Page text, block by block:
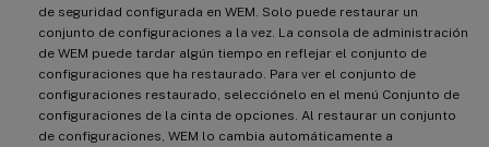
de seguridad configurada en WEM. Solo puede restaurar un
conjunto de configuraciones a la vez. La consola de administración
de WEM puede tardar algún tiempo en reflejar el conjunto de
configuraciones que ha restaurado. Para ver el conjunto de
configuraciones restaurado, selecciónelo en el menú Conjunto de
configuraciones de la cinta de opciones. Al restaurar un conjunto
de configuraciones, WEM lo cambia automáticamente a